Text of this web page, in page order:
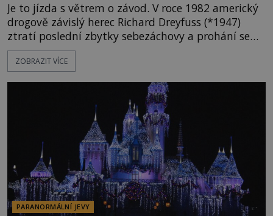
Je to jízda s větrem o závod. V roce 1982 americký
drogově závislý herec Richard Dreyfuss (*1947)
ztratí poslední zbytky sebezáchovy a prohání se
po silnicích ve svém mercedesu jako utržený ze
řetězu. Vše vyvrcholí katastrofou, když to Dreyfuss
následně nalezne schovaný kokain. Tímto
momentem se slavnému
ZOBRAZIT VÍCE
PARANORMÁLNÍ JEVY